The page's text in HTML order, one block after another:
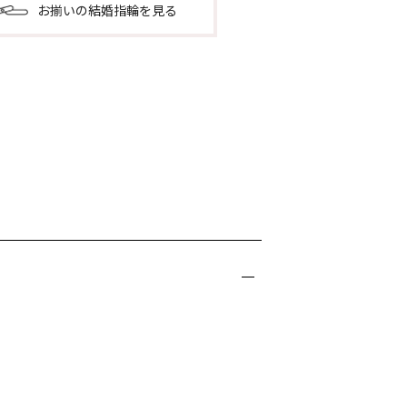
お揃いの結婚指輪を見る